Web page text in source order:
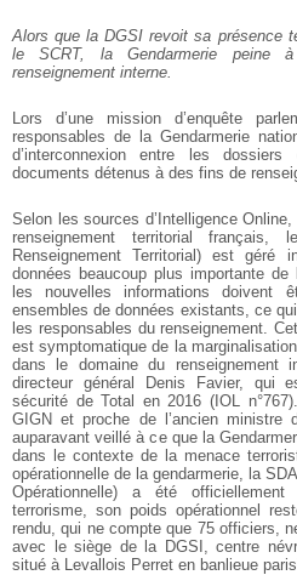
Alors que la DGSI revoit sa présence
le SCRT, la Gendarmerie peine à
renseignement interne.
Lors d’une mission d’enquête
responsables de la Gendarmerie
d’interconnexion entre les
documents détenus à des fins de
Selon les sources d’Intelligence
renseignement territorial
Renseignement Territorial) est géré
données beaucoup plus importante de
les nouvelles informations doivent
ensembles de données existants, ce
les responsables du renseignement.
est symptomatique de la
dans le domaine du renseignement
directeur général Denis Favier, qui
sécurité de Total en 2016 (IOL
GIGN et proche de l’ancien ministre
auparavant veillé à ce que la
dans le contexte de la menace
opérationnelle de la gendarmerie, la
Opérationnelle) a été
terrorisme, son poids opérationnel
rendu, qui ne compte que 75 officiers,
avec le siège de la DGSI, centre
situé à Levallois Perret en banlieue